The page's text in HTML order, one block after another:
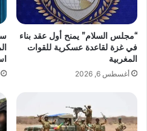
“مجلس السلام” يمنح أول عقد بناء
في غزة لقاعدة عسكرية للقوات
المغربية
أغسطس 6, 2026